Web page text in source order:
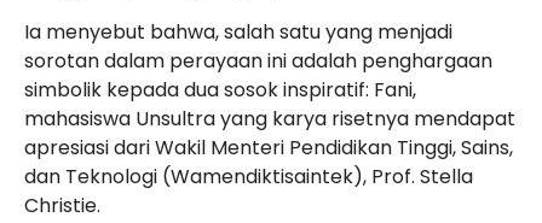
Ia menyebut bahwa, salah satu yang menjadi
sorotan dalam perayaan ini adalah penghargaan
simbolik kepada dua sosok inspiratif: Fani,
mahasiswa Unsultra yang karya risetnya mendapat
apresiasi dari Wakil Menteri Pendidikan Tinggi, Sains,
dan Teknologi (Wamendiktisaintek), Prof. Stella
Christie.